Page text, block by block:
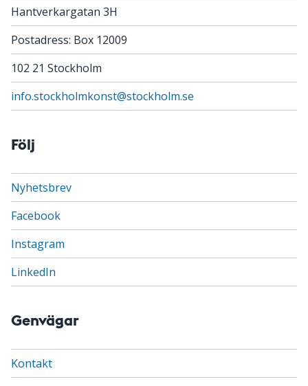
Hantverkargatan 3H
Postadress: Box 12009
102 21 Stockholm
info.stockholmkonst@stockholm.se
Följ
Nyhetsbrev
Facebook
Instagram
LinkedIn
Genvägar
Kontakt